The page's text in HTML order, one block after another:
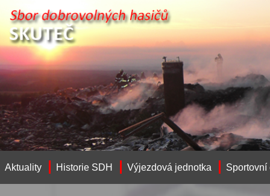
Aktuality Historie SDH Výjezdová jednotka Sportovní